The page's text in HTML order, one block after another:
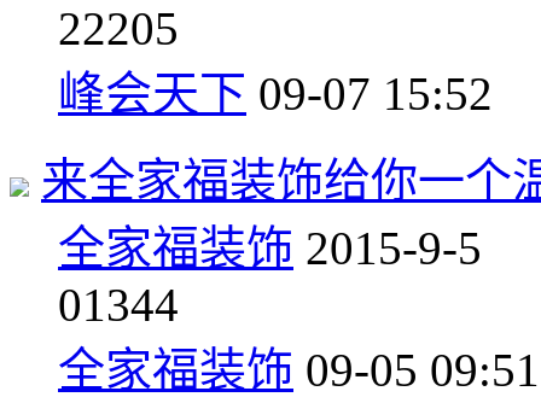
22205
峰会天下 09-07 15:52
来全家福装饰给你一个
全家福装饰 2015-9-5
01344
全家福装饰 09-05 09:51